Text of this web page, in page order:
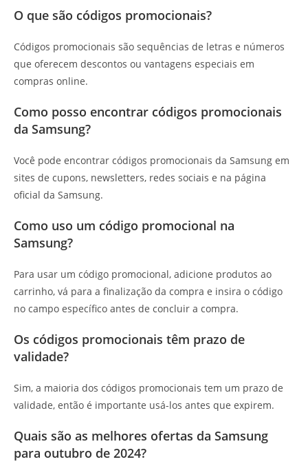
O que são códigos promocionais?
Códigos promocionais são sequências de letras e números
que oferecem descontos ou vantagens especiais em
compras online.
Como posso encontrar códigos promocionais
da Samsung?
Você pode encontrar códigos promocionais da Samsung em
sites de cupons, newsletters, redes sociais e na página
oficial da Samsung.
Como uso um código promocional na
Samsung?
Para usar um código promocional, adicione produtos ao
carrinho, vá para a finalização da compra e insira o código
no campo específico antes de concluir a compra.
Os códigos promocionais têm prazo de
validade?
Sim, a maioria dos códigos promocionais tem um prazo de
validade, então é importante usá-los antes que expirem.
Quais são as melhores ofertas da Samsung
para outubro de 2024?